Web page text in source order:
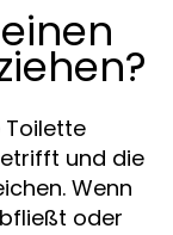
Toilette
und die
Wenn
oder